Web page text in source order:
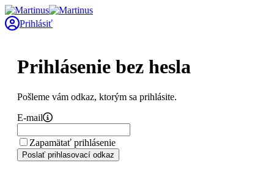
Prihlásiť
Prihlásenie bez hesla
Pošleme vám odkaz, ktorým sa prihlásite.
E-mail
Zapamätať prihlásenie
Poslať prihlasovací odkaz